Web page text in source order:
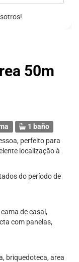
50m
1 baño
perfeito para
localização à
do período de
de casal,
com panelas,
briquedoteca, area